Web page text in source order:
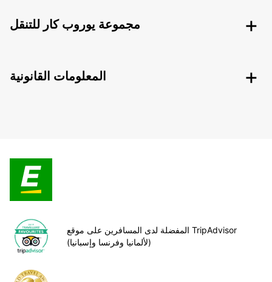
مجموعة يوروب كار للتنقل
المعلومات القانونية
المفضلة لدى المسافرين على موقع TripAdvisor
(لألمانيا وفرنسا وإسبانيا)